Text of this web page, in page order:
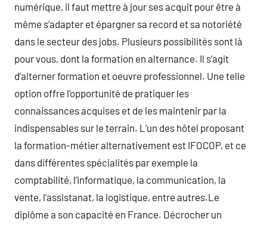
numérique, il faut mettre à jour ses acquit pour être à
même s’adapter et épargner sa record et sa notoriété
dans le secteur des jobs. Plusieurs possibilités sont là
pour vous, dont la formation en alternance. Il s’agit
d’alterner formation et oeuvre professionnel. Une telle
option offre l’opportunité de pratiquer les
connaissances acquises et de les maintenir par la
indispensables sur le terrain. L’un des hôtel proposant
la formation-métier alternativement est IFOCOP, et ce
dans différentes spécialités par exemple la
comptabilité, l’informatique, la communication, la
vente, l’assistanat, la logistique, entre autres.Le
diplôme a son capacité en France. Décrocher un